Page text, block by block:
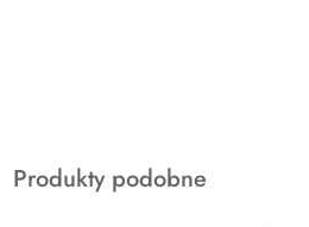
Produkty
Produkty podobne